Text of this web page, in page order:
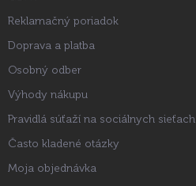
Reklamačný poriadok
Doprava a platba
Osobný odber
Výhody nákupu
Pravidlá súťaží na sociálnych sieťach
Často kladené otázky
Moja objednávka